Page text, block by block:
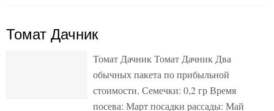
Томат Дачник
Томат Дачник Томат Дачник Два
обычных пакета по прибыльной
стоимости. Семечки: 0,2 гр Время
посева: Март посадки рассады: Май